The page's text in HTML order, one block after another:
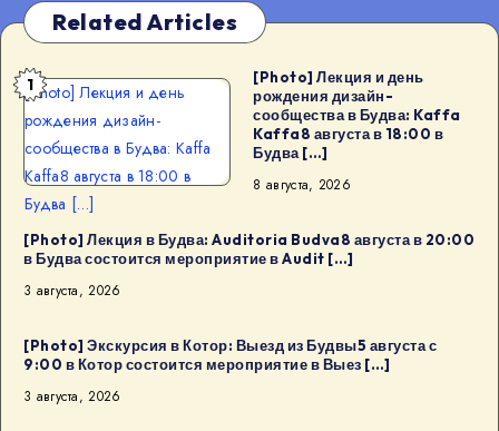
Related Articles
[Photo] Лекция и день
рождения дизайн-
сообщества в Будва: Kaffa
Kaffa8 августа в 18:00 в
Будва […]
1
[Photo] Лекция и день
рождения дизайн-
сообщества в Будва: Kaffa
Kaffa8 августа в 18:00 в
Будва […]
8 августа, 2026
[Photo] Лекция в Будва: Auditoria Budva8 августа в 20:00
в Будва состоится мероприятие в Audit […]
3 августа, 2026
[Photo] Экскурсия в Котор: Выезд из Будвы5 августа с
9:00 в Котор состоится мероприятие в Выез […]
3 августа, 2026